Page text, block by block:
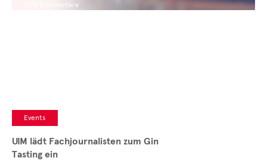
• CEO Kommentare
Events
UIM lädt Fachjournalisten zum Gin
Tasting ein